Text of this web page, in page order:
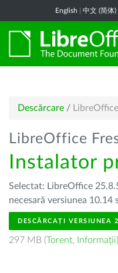
English 中文 (简体)
Descărcare /
LibreOffice
Instalator
Selectat: LibreOffice
necesară versiunea 10.14
DESCĂRCAȚI VERSIUNEA
297 MB (Torent, Informații)